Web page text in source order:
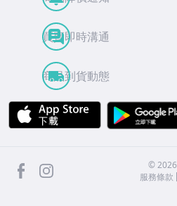
買賣即時溝通
商品到貨動態
APP Store
facebook ©2026
服務條款